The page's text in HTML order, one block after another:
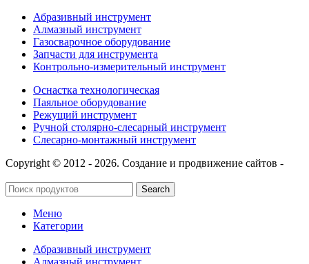
Абразивный инструмент
Алмазный инструмент
Газосварочное оборудование
Запчасти для инструмента
Контрольно-измерительный инструмент
Оснастка технологическая
Паяльное оборудование
Режущий инструмент
Ручной столярно-слесарный инструмент
Слесарно-монтажный инструмент
Copyright © 2012 - 2026. Создание и продвижение сайтов -
Search
Меню
Категории
Абразивный инструмент
Алмазный инструмент